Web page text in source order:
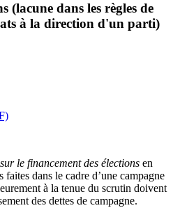
(lacune dans les règles de
à la direction d'un parti)
le financement des élections en
dans le cadre d’une campagne
à la tenue du scrutin doivent
des dettes de campagne.